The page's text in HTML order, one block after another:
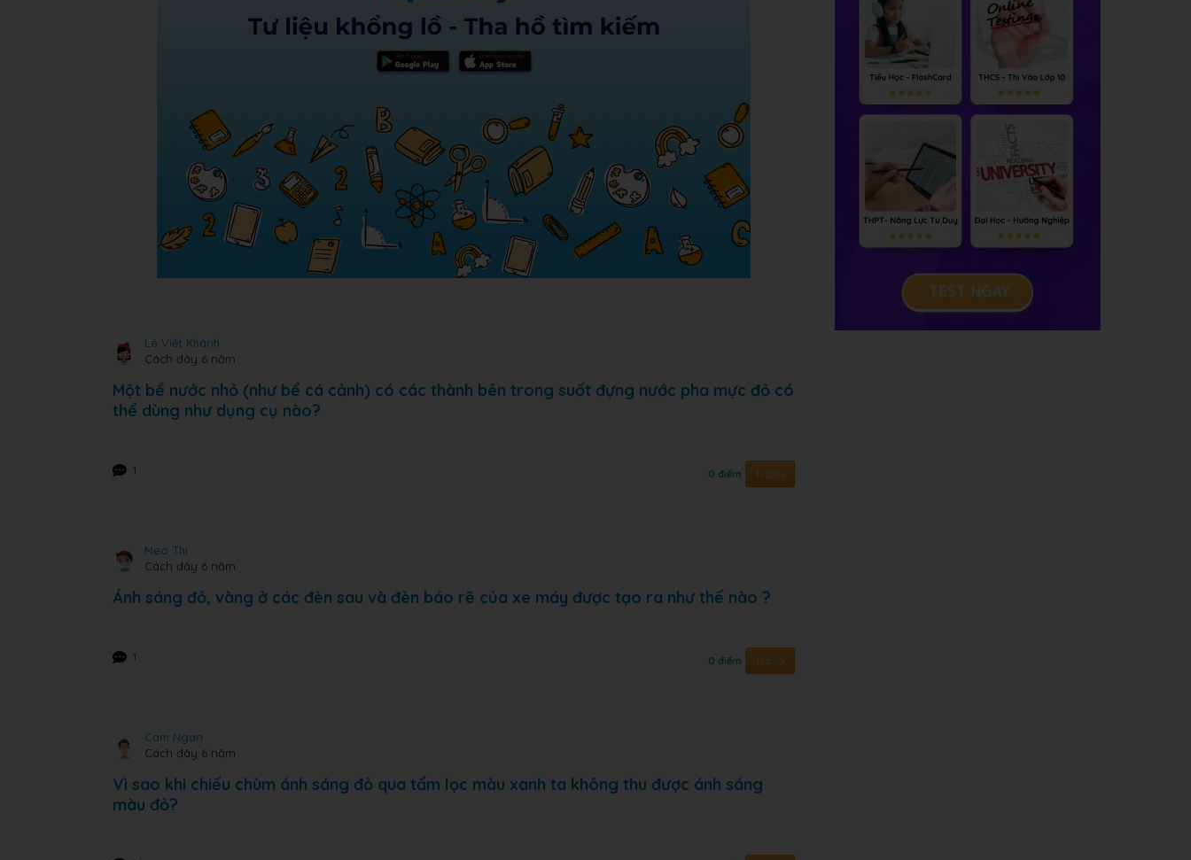
Lê Viết Khánh
Cách đây 6 năm
Một bể nước nhỏ (như bể cá cảnh) có các thành bên trong suốt đựng nước pha mực đỏ có
thể dùng như dụng cụ nào?
1 0 điểm Trả lời
Meo Thi
Cách đây 6 năm
Ánh sáng đỏ, vàng ở các đèn sau và đèn báo rẽ của xe máy được tạo ra như thế nào ?
1 0 điểm Trả lời
Cam Ngan
Cách đây 6 năm
Vì sao khi chiếu chùm ánh sáng đỏ qua tấm lọc màu xanh ta không thu được ánh sáng
màu đỏ?